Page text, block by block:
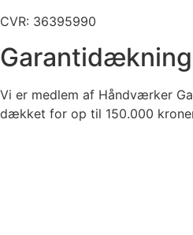
CVR: 36395990
Garantidækning
Vi er medlem af Håndværker
dækket for op til 150.000